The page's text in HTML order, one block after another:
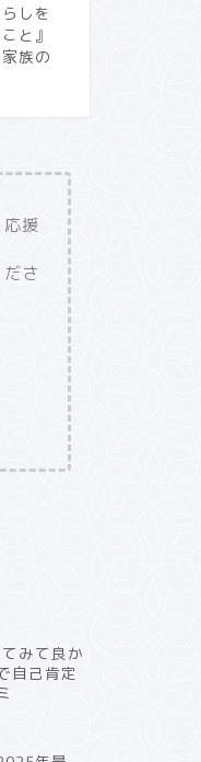
しを
と』
族の
援
さ
みて良か
自己肯定